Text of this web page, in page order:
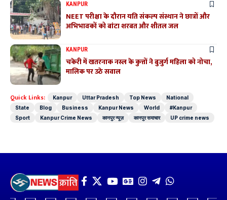
KANPUR
NEET परीक्षा के दौरान यति संकल्प संस्थान ने छात्रों और
अभिभावकों को बांटा शरबत और शीतल जल
KANPUR
चकेरी में खतरनाक नस्ल के कुत्तों ने बुजुर्ग महिला को नोचा,
मालिक पर उठे सवाल
Quick Links: Kanpur Uttar Pradesh Top News
National
State
Blog Business Kanpur News World
#Kanpur
Sport
Kanpur Crime News कानपुर न्यूज़ कानपुर समाचार UP crime news